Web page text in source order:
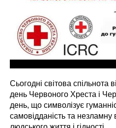
Сьогодні світова спільнота
день Червоного Хреста і
день, що символізує
самовідданість та незламну